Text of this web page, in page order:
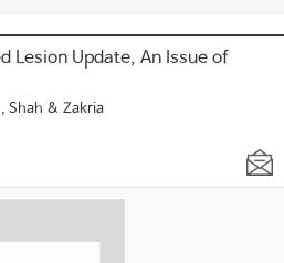
Lesion Update, An Issue of
Shah & Zakria